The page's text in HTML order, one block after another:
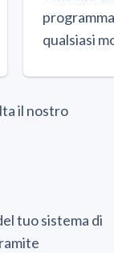
qualsiasi
il nostro
tuo sistema di